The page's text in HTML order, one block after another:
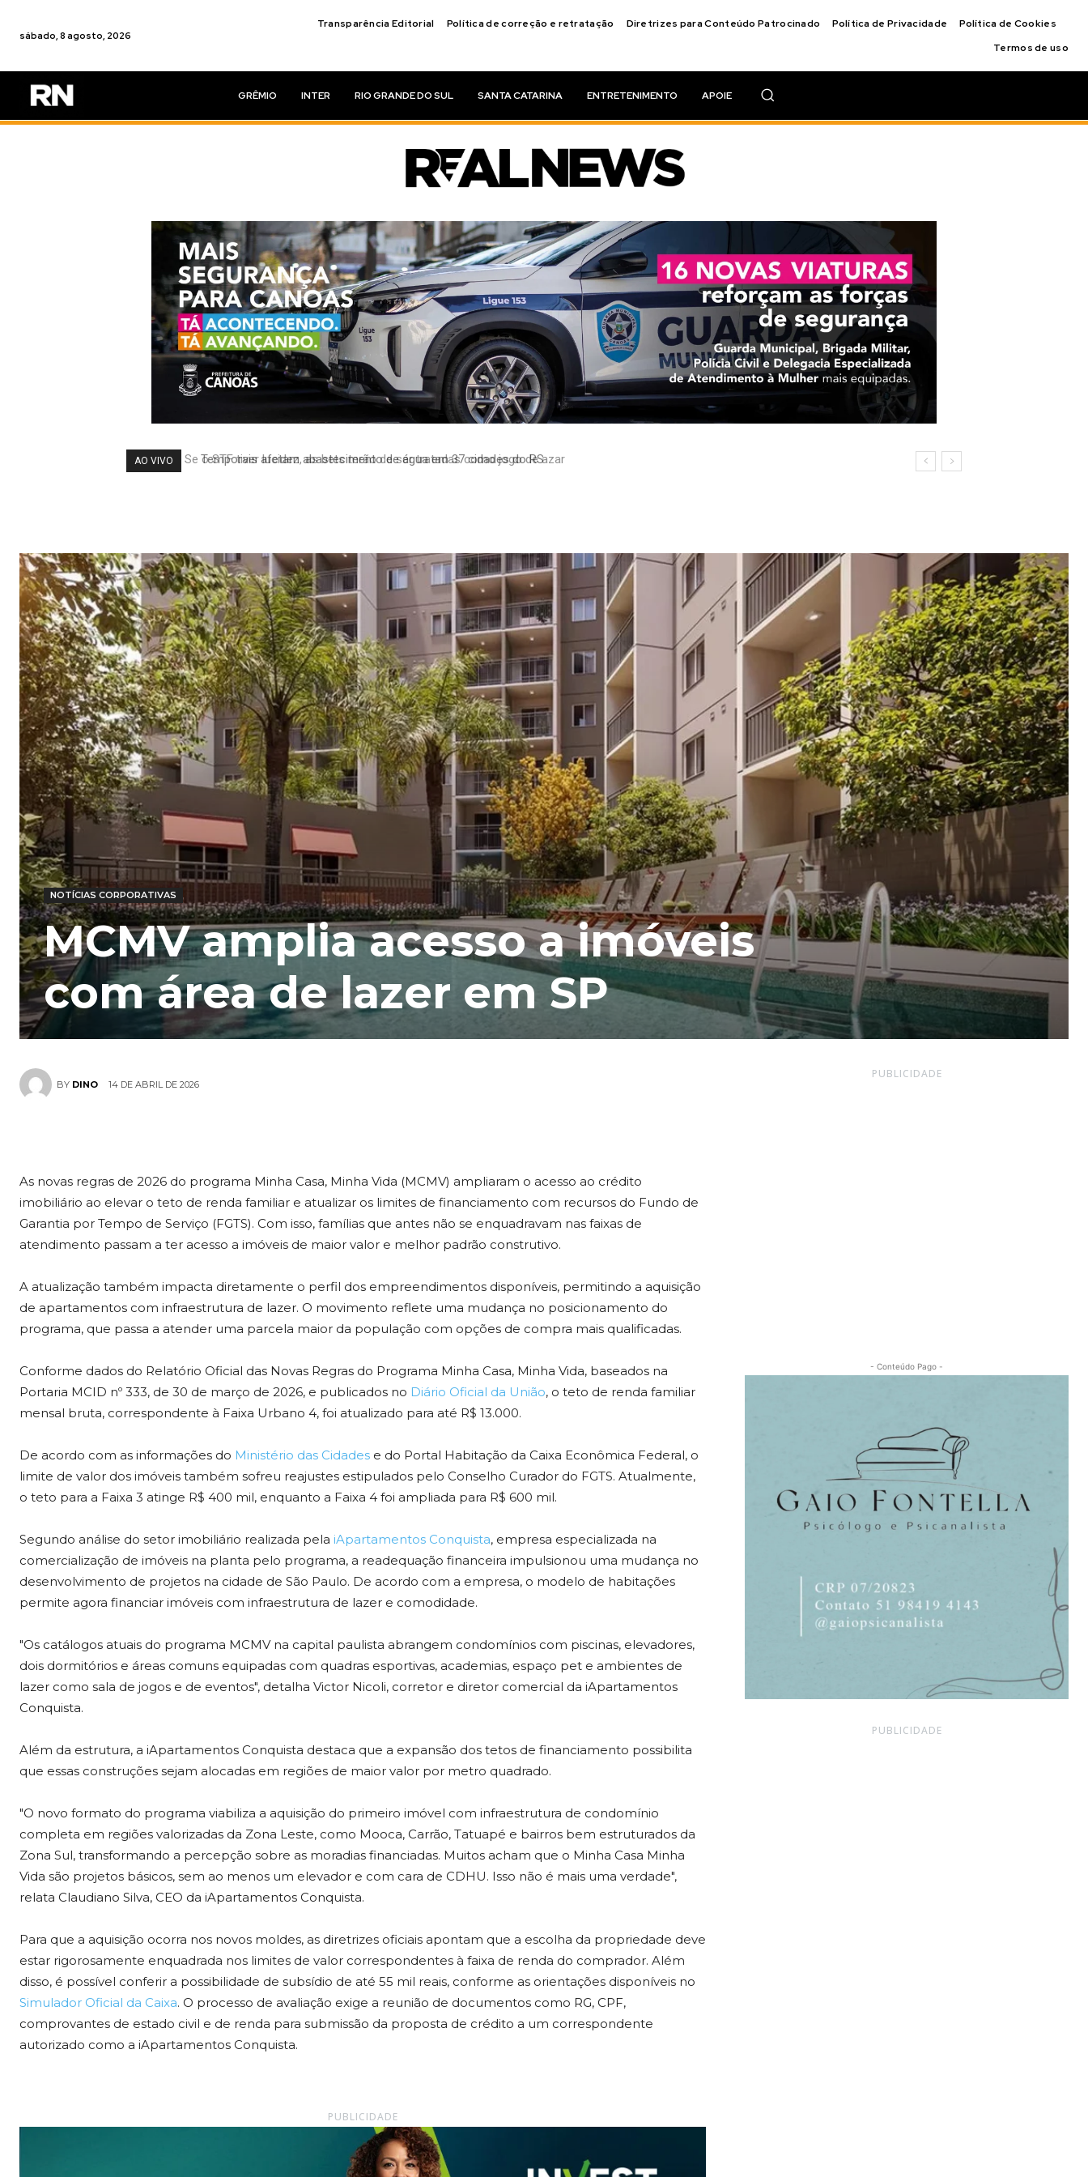
sábado, 8 agosto, 2026
Transparência Editorial Política de correção e retratação Diretrizes para Conteúdo Patrocinado Política de Privacidade
Política de Cookies
Termos de uso
GRÊMIO INTER RIO GRANDE DO SUL SANTA CATARINA ENTRETENIMENTO APOIE
AO VIVO Temporais afetam abastecimento de água em 37 cidades do RS
NOTÍCIAS CORPORATIVAS
MCMV amplia acesso a imóveis
com área de lazer em SP
BY DINO 14 DE ABRIL DE 2026
As novas regras de 2026 do programa Minha Casa, Minha Vida (MCMV) ampliaram o acesso ao crédito
imobiliário ao elevar o teto de renda familiar e atualizar os limites de financiamento com recursos do Fundo de
Garantia por Tempo de Serviço (FGTS). Com isso, famílias que antes não se enquadravam nas faixas de
atendimento passam a ter acesso a imóveis de maior valor e melhor padrão construtivo.
A atualização também impacta diretamente o perfil dos empreendimentos disponíveis, permitindo a aquisição
de apartamentos com infraestrutura de lazer. O movimento reflete uma mudança no posicionamento do
programa, que passa a atender uma parcela maior da população com opções de compra mais qualificadas.
Conforme dados do Relatório Oficial das Novas Regras do Programa Minha Casa, Minha Vida, baseados na
Portaria MCID nº 333, de 30 de março de 2026, e publicados no Diário Oficial da União, o teto de renda familiar
mensal bruta, correspondente à Faixa Urbano 4, foi atualizado para até R$ 13.000.
De acordo com as informações do Ministério das Cidades e do Portal Habitação da Caixa Econômica Federal, o
limite de valor dos imóveis também sofreu reajustes estipulados pelo Conselho Curador do FGTS. Atualmente,
o teto para a Faixa 3 atinge R$ 400 mil, enquanto a Faixa 4 foi ampliada para R$ 600 mil.
Segundo análise do setor imobiliário realizada pela iApartamentos Conquista, empresa especializada na
comercialização de imóveis na planta pelo programa, a readequação financeira impulsionou uma mudança no
desenvolvimento de projetos na cidade de São Paulo. De acordo com a empresa, o modelo de habitações
permite agora financiar imóveis com infraestrutura de lazer e comodidade.
"Os catálogos atuais do programa MCMV na capital paulista abrangem condomínios com piscinas, elevadores,
dois dormitórios e áreas comuns equipadas com quadras esportivas, academias, espaço pet e ambientes de
lazer como sala de jogos e de eventos", detalha Victor Nicoli, corretor e diretor comercial da iApartamentos
Conquista.
Além da estrutura, a iApartamentos Conquista destaca que a expansão dos tetos de financiamento possibilita
que essas construções sejam alocadas em regiões de maior valor por metro quadrado.
"O novo formato do programa viabiliza a aquisição do primeiro imóvel com infraestrutura de condomínio
completa em regiões valorizadas da Zona Leste, como Mooca, Carrão, Tatuapé e bairros bem estruturados da
Zona Sul, transformando a percepção sobre as moradias financiadas. Muitos acham que o Minha Casa Minha
Vida são projetos básicos, sem ao menos um elevador e com cara de CDHU. Isso não é mais uma verdade",
relata Claudiano Silva, CEO da iApartamentos Conquista.
Para que a aquisição ocorra nos novos moldes, as diretrizes oficiais apontam que a escolha da propriedade deve
estar rigorosamente enquadrada nos limites de valor correspondentes à faixa de renda do comprador. Além
disso, é possível conferir a possibilidade de subsídio de até 55 mil reais, conforme as orientações disponíveis no
Simulador Oficial da Caixa. O processo de avaliação exige a reunião de documentos como RG, CPF,
comprovantes de estado civil e de renda para submissão da proposta de crédito a um correspondente
autorizado como a iApartamentos Conquista.
PUBLICIDADE
PUBLICIDADE
- Conteúdo Pago -
PUBLICIDADE